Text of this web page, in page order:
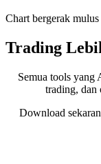
Chart bergerak
Trading
Semua tools
trading,
Download